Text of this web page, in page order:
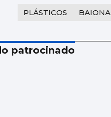
PLÁSTICOS BAIONA
patrocinado